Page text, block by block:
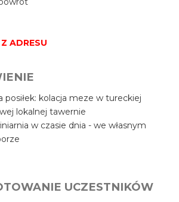
ADRESU
posiłek: kolacja meze w tureckiej
lokalnej tawernie
w czasie dnia - we własnym
UCZESTNIKÓW